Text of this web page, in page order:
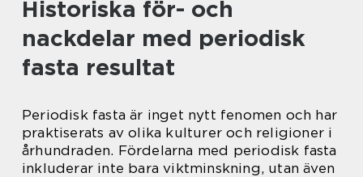
Historiska för- och
nackdelar med periodisk
fasta resultat
Periodisk fasta är inget nytt fenomen och har
praktiserats av olika kulturer och religioner i
århundraden. Fördelarna med periodisk fasta
inkluderar inte bara viktminskning, utan även